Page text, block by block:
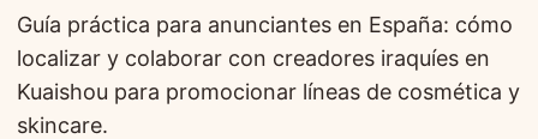
Guía práctica para anunciantes en España: cómo
localizar y colaborar con creadores iraquíes en
Kuaishou para promocionar líneas de cosmética y
skincare.